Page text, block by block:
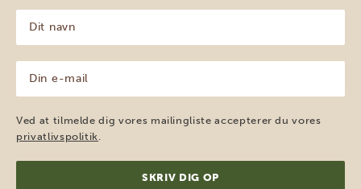
navn
(Påkrævet)
mail
(Påkrævet)
Ved at tilmelde dig vores mailingliste accepterer du vores
privatlivspolitik